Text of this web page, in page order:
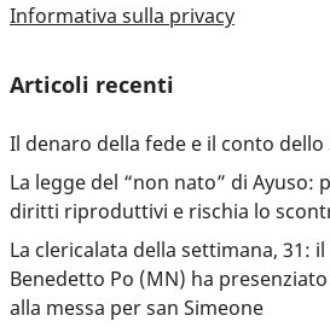
Informativa sulla privacy
Articoli recenti
Il denaro della fede e il conto dello
La legge del “non nato” di Ayuso:
diritti riproduttivi e rischia lo
La clericalata della settimana, 31:
Benedetto Po (MN) ha
alla messa per san Simeone